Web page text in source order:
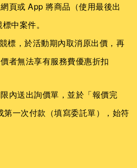
頁或 App 將商品（使用最後出
中案件。
標，於活動期內取消原出價，再
者無法享有服務費優惠折扣
內送出詢價單，並於「報價完
第一次付款（填寫委託單），始符